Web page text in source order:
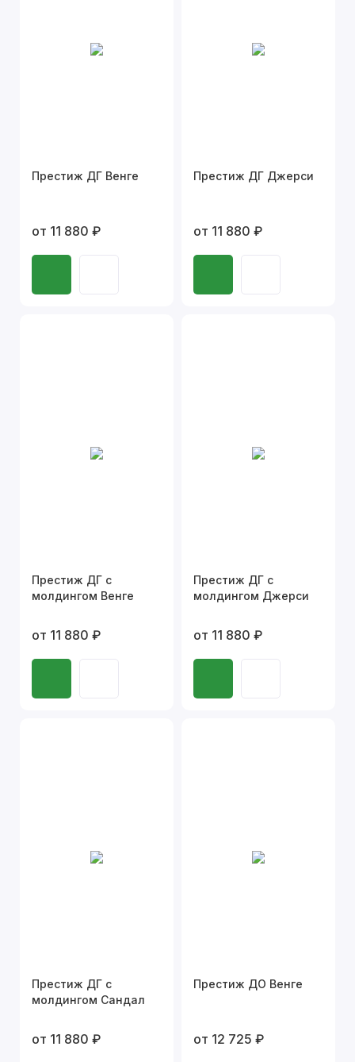
Престиж ДГ Венге
от 11 880 ₽
Престиж ДГ Джерси
от 11 880 ₽
Престиж ДГ с
молдингом Венге
от 11 880 ₽
Престиж ДГ с
молдингом Джерси
от 11 880 ₽
Престиж ДГ с
молдингом Сандал
от 11 880 ₽
Престиж ДО Венге
от 12 725 ₽